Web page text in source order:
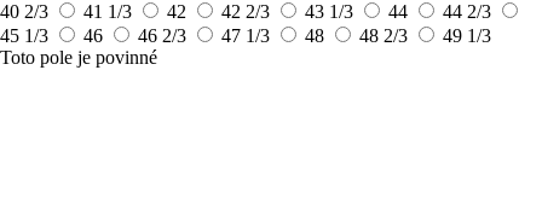
40 2/3
41 1/3 42 42 2/3 43 1/3 44
44 2/3
45 1/3
46 46 2/3 47 1/3 48 48 2/3
49 1/3
Toto pole je povinné